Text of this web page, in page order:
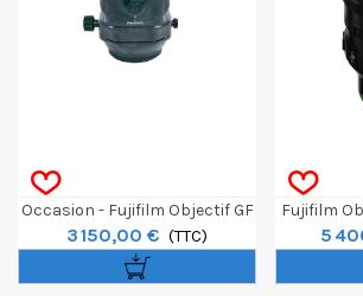
Occasion - Fujifilm Objectif GF
110mm MACRO T/S
3 150,00 € (TTC)
Fujifilm
5